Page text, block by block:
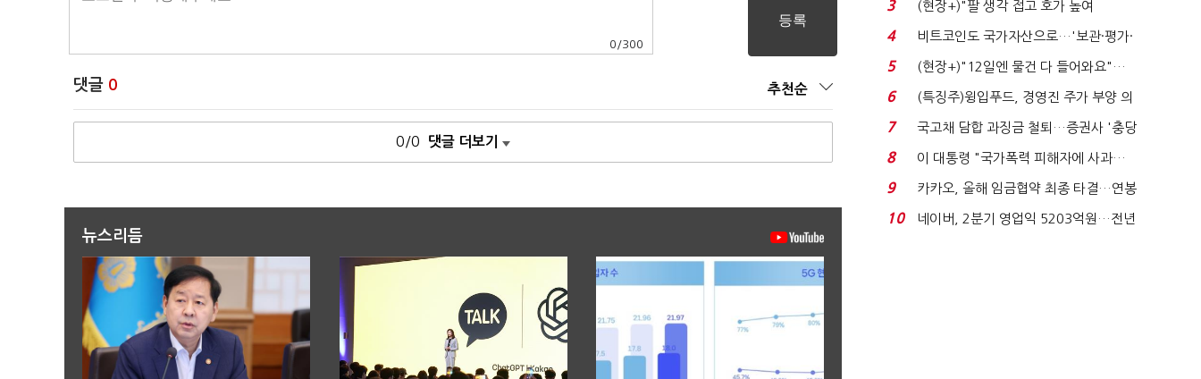
0 /300
댓글 0 추천순
0/0 댓글 더보기
뉴스리듬
3
(현장+)"팔 생각 접고 호가 높여
요"…'덜 똘똘한 한 채' 20...
4
비트코인도 국가자산으로…'보관·평가·
처분' 기준은 ...
5
(현장+)"12일엔 물건 다 들어와요"…
빈 매대 채우며 문 연 ...
6
(특징주)윙입푸드, 경영진 주가 부양 의
지에 상한가...
7
국고채 담합 과징금 철퇴…증권사 '충당
금 폭탄' 우려...
8
이 대통령 "국가폭력 피해자에 사과…
적극적 조사로 진...
9
카카오, 올해 임금협약 최종 타결…연봉
6.3% 인상·격려...
10
네이버, 2분기 영업익 5203억원…전년